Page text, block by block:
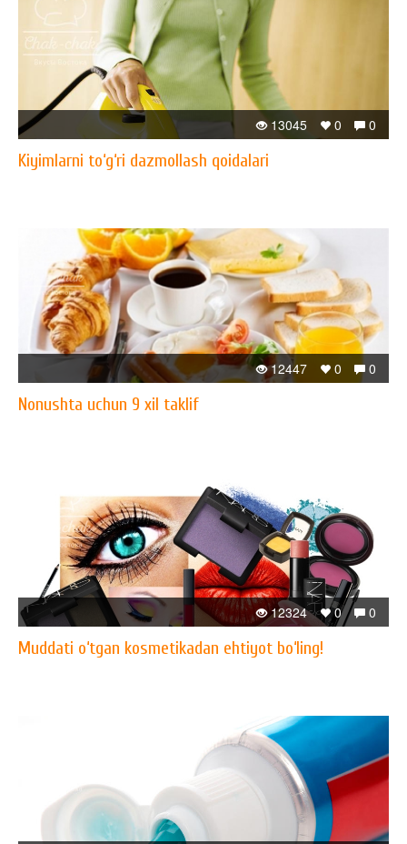
0
0
13045
Kiyimlarni to‘g‘ri dazmollash qoidalari
0
0
12447
Nonushta uchun 9 xil taklif
0
0
12324
Muddati o‘tgan kosmetikadan ehtiyot bo‘ling!